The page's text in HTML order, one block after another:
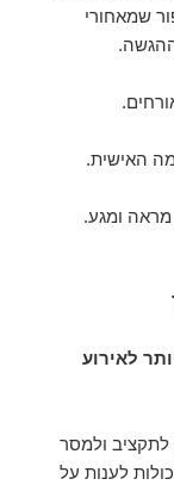
שמאחורי
ההגשה.
האישית.
ומגע.
לאירוע
ולמסר
לענות על